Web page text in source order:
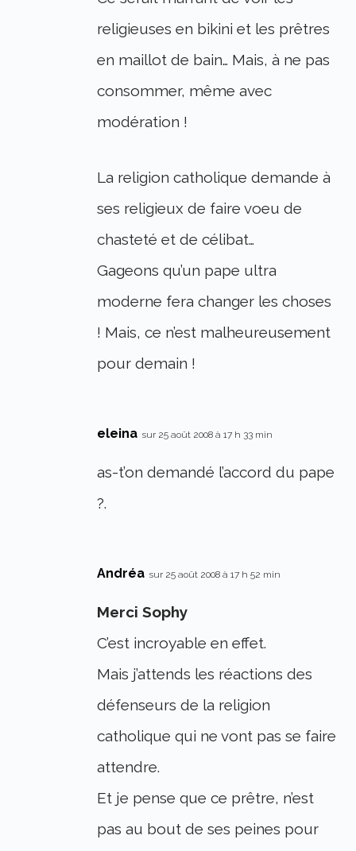
religieuses en bikini et les prêtres
en maillot de bain… Mais, à ne pas
consommer, même avec
modération !
La religion catholique demande à
ses religieux de faire voeu de
chasteté et de célibat…
Gageons qu’un pape ultra
moderne fera changer les choses
! Mais, ce n’est malheureusement
pour demain !
eleina sur 25 août 2008 à 17 h 33 min
as-t’on demandé l’accord du pape
?.
Andréa sur 25 août 2008 à 17 h 52 min
Merci Sophy
C’est incroyable en effet.
Mais j’attends les réactions des
défenseurs de la religion
catholique qui ne vont pas se faire
attendre.
Et je pense que ce prêtre, n’est
pas au bout de ses peines pour